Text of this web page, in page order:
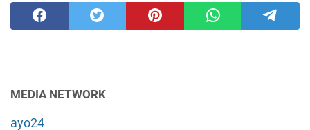
MEDIA NETWORK
ayo24